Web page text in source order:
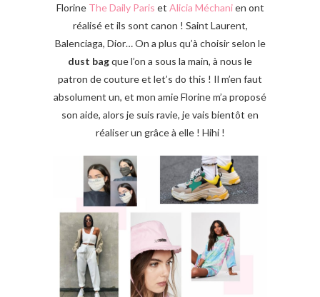
Florine The Daily Paris et Alicia Méchanien ont
réalisé et ils sont canon ! Saint Laurent,
Balenciaga, Dior… On a plus qu’à choisir selon le
dust bagque l’on a sous la main, à nous le
patron de couture et let’s do this ! Il m’en faut
absolument un, et mon amie Florine m’a proposé
son aide, alors je suis ravie, je vais bientôt en
réaliser un grâce à elle ! Hihi !